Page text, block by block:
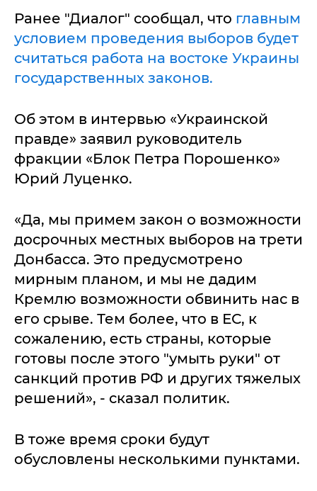
Ранее "Диалог" сообщал, что главным
условием проведения выборов будет
считаться работа на востоке Украины
государственных законов.
Об этом в интервью «Украинской
правде» заявил руководитель
фракции «Блок Петра Порошенко»
Юрий Луценко.
«Да, мы примем закон о возможности
досрочных местных выборов на трети
Донбасса. Это предусмотрено
мирным планом, и мы не дадим
Кремлю возможности обвинить нас в
его срыве. Тем более, что в ЕС, к
сожалению, есть страны, которые
готовы после этого "умыть руки" от
санкций против РФ и других тяжелых
решений», - сказал политик.
В тоже время сроки будут
обусловлены несколькими пунктами.